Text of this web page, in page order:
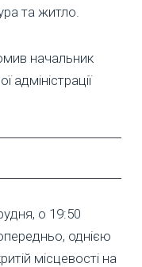
та житло.
начальник
адміністрації
о 19:50
однією
місцевості на